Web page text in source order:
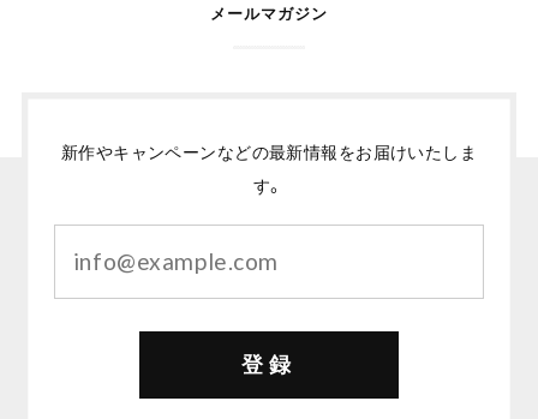
メールマガジン
新作やキャンペーンなどの最新情報をお届けいたしま
す。
登録